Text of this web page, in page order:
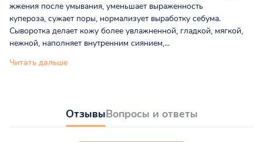
жжения после умывания, уменьшает выраженность
купероза, сужает поры, нормализует выработку себума.
Сыворотка делает кожу более увлажненной, гладкой, мягкой,
нежной, наполняет внутренним сиянием,...
Читать дальше
ОтзывыВопросы и ответы